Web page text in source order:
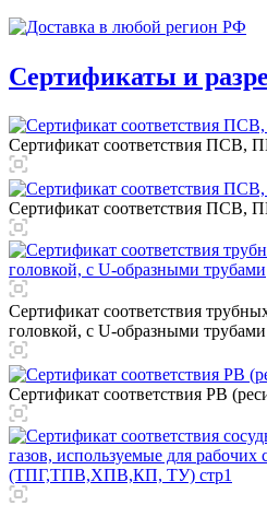
Сертификаты и
Сертификат соответствия ПСВ,
Сертификат соответствия ПСВ,
Сертификат соответствия
головкой, с U-образными трубами
Сертификат соответствия РВ